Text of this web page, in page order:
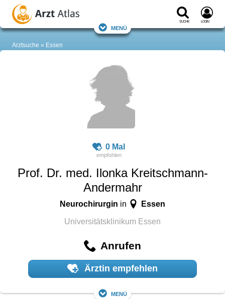
Suche Login
Menü
Arztsuche Essen
0 Mal
Prof. Dr. med. Ilonka Kreitschmann-
Andermahr
Neurochirurgin in Essen
Universitätsklinikum Essen
Anrufen
Ärztin empfehlen
Menü